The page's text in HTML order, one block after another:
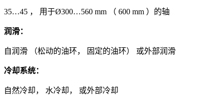
35…45 ， 用于Ø300…560 mm （ 600 mm ）的轴
润滑：
自润滑 （松动的油环， 固定的油环） 或外部润滑
冷却系统：
自然冷却， 水冷却， 或外部冷却